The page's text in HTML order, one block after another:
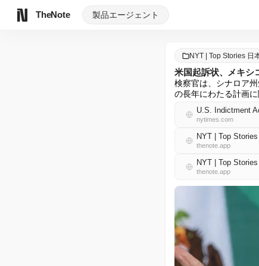
TheNote 製品エージェント
NYT | Top Stories 日
米国起訴状、メキシ
検察官は、シナロア
の長年にわたる計画に
U.S. Indictment
nytimes.com
NYT | Top
thenote.app
NYT | Top
thenote.app